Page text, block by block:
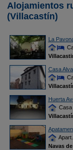
Alojamientos
(Villacastín)
La
Casa
Huerta
Casa
Navas